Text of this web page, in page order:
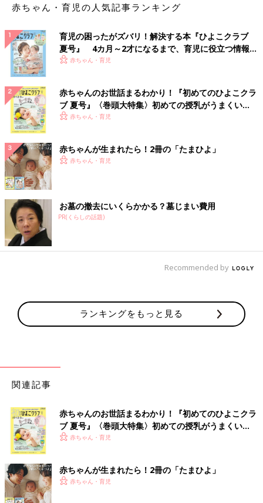
しょう。
あること」「父親であること」の自覚が薄いように思いますか
ら、まずはご夫婦そろって運気のいい今年中に、日々の生活の中
で少しずつ育児を任せてみるなど、お子様と接する機会を増やし
ていくところから始めてみてはいかがでしょうか。
そして、あなた自身も、ご自分の言動をよく振り返ってみること
が大切です。というのも、金星人のあなたは、カッとなりやす
く、つい言葉もきつくなりがちな傾向にあります。「もっと○○し
ントロールされた”と捉え、ますますあなたの意に反する動きを
するようになってしまうでしょう。
お二人はほどよい距離感さえ掴めれば、うまくやっていける相性
をお持ちです。自分の価値観を押しつけるのではなく、あなた自
身もご主人の性質をよく理解しながら、焦らず時間をかけて、お
互いの価値観をすりあわせていってほしいと思います。応援して
います！
細木かおり先生への相談を募集します！
こと、仕事のことなど、たまひよ読者皆さんのさまざまな悩みに
対して、【六星占術】をもとに細木かおり先生からアドバイスを
さい。
悩みを相談する
を望んではいけないのでしょうか？」細
木かおりさんの人生相談183回
さまざまな世代の方に六星占術を人生にどう活
赤ちゃん・育児の人気記事ランキング
育児の困ったがズバリ！解決する本『ひよこクラブ
夏号』 4カ月～2才になるまで、育児に役立つ情報が
いっぱい！
赤ちゃん・育児
赤ちゃんのお世話まるわかり！『初めてのひよこクラ
ブ 夏号』〈巻頭大特集〉初めての授乳がうまくい
く！ おっぱい・ミルクの基本と夏のトラブル 解決テ
赤ちゃん・育児
赤ちゃんが生まれたら！2冊の「たまひよ」
赤ちゃん・育児
お墓の撤去にいくらかかる？墓じまい費用
PR(くらしの話題)
Recommended by
ランキングをもっと見る
関連記事
赤ちゃんのお世話まるわかり！『初めてのひよこクラ
ブ 夏号』〈巻頭大特集〉初めての授乳がうまくい
く！ おっぱい・ミルクの基本と夏のトラブル 解決テ
赤ちゃん・育児
赤ちゃんが生まれたら！2冊の「たまひよ」
赤ちゃん・育児